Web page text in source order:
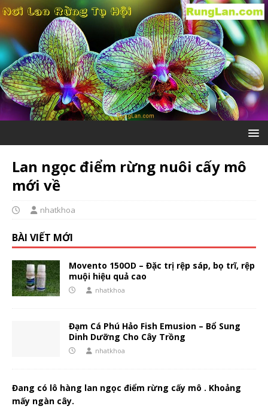
Lan ngọc điểm rừng nuôi cấy mô
mới về
nhatkhoa
BÀI VIẾT MỚI
Movento 150OD – Đặc trị rệp sáp, bọ trĩ, rệp
muội hiệu quả cao
nhatkhoa
Đạm Cá Phú Hảo Fish Emusion – Bổ Sung
Dinh Dưỡng Cho Cây Trồng
nhatkhoa
Đang có lô hàng lan ngọc điểm rừng cấy mô . Khoảng
mấy ngàn cây.